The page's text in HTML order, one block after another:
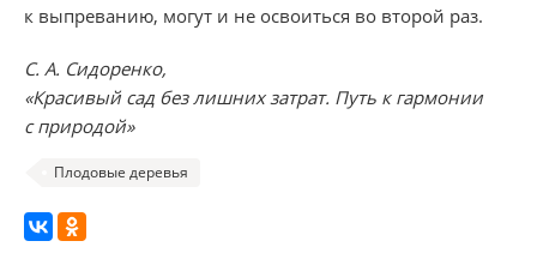
к выпреванию, могут и не освоиться во второй раз.
С. А. Сидоренко,
«Красивый сад без лишних затрат. Путь к гармонии
с природой»
Плодовые деревья